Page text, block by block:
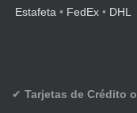
Estafeta • FedEx • DHL
✔ Tarjetas de Crédito